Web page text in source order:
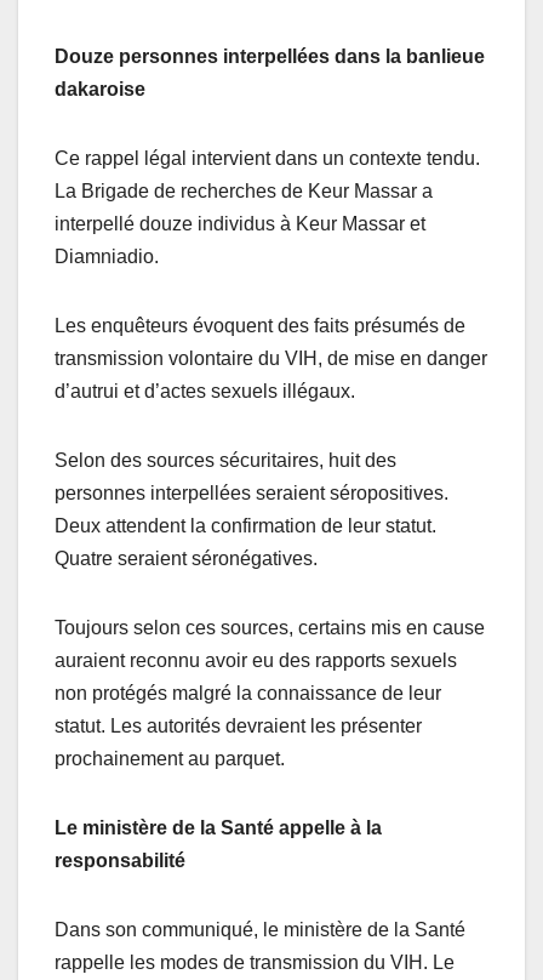
Douze personnes interpellées dans la banlieue
dakaroise
Ce rappel légal intervient dans un contexte tendu.
La Brigade de recherches de Keur Massar a
interpellé douze individus à Keur Massar et
Diamniadio.
Les enquêteurs évoquent des faits présumés de
transmission volontaire du VIH, de mise en danger
d’autrui et d’actes sexuels illégaux.
Selon des sources sécuritaires, huit des
personnes interpellées seraient séropositives.
Deux attendent la confirmation de leur statut.
Quatre seraient séronégatives.
Toujours selon ces sources, certains mis en cause
auraient reconnu avoir eu des rapports sexuels
non protégés malgré la connaissance de leur
statut. Les autorités devraient les présenter
prochainement au parquet.
Le ministère de la Santé appelle à la
responsabilité
Dans son communiqué, le ministère de la Santé
rappelle les modes de transmission du VIH. Le